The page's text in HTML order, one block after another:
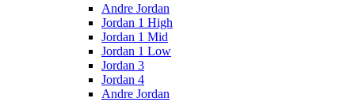
Andre Jordan
Jordan 1 High
Jordan 1 Mid
Jordan 1 Low
Jordan 3
Jordan 4
Andre Jordan